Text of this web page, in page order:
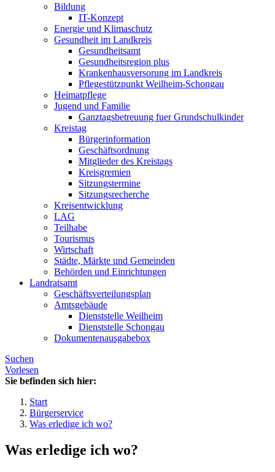
Bildung
IT-Konzept
Energie und Klimaschutz
Gesundheit im Landkreis
Gesundheitsamt
Gesundheitsregion plus
Krankenhausversorung im Landkreis
Pflegestützpunkt Weilheim-Schongau
Heimatpflege
Jugend und Familie
Ganztagsbetreuung fuer Grundschulkinder
Kreistag
Bürgerinformation
Geschäftsordnung
Mitglieder des Kreistags
Kreisgremien
Sitzungstermine
Sitzungsrecherche
Kreisentwicklung
LAG
Teilhabe
Tourismus
Wirtschaft
Städte, Märkte und Gemeinden
Behörden und Einrichtungen
Landratsamt
Geschäftsverteilungsplan
Amtsgebäude
Dienststelle Weilheim
Dienststelle Schongau
Dokumentenausgabebox
Suchen
Vorlesen
Sie befinden sich hier:
Start
Bürgerservice
Was erledige ich wo?
Was erledige ich wo?